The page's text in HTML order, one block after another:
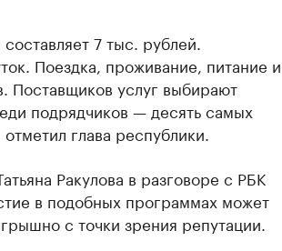
7 тыс. рублей.
Поездка, проживание, питание и
Поставщиков услуг выбирают
подрядчиков — десять самых
глава республики.
Ракулова в разговоре с РБК
в подобных программах может
с точки зрения репутации.